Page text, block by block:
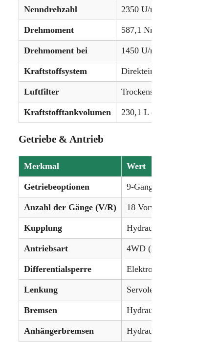
Nenndrehzahl 2350 U/min
Drehmoment 587,1 Nm (433 lb-ft)
Drehmoment bei 1450 U/min
Kraftstoffsystem Direkteinspritzung
Luftfilter Trockensystem
Kraftstofftankvolumen 230,1 L (60,8 gal)
Getriebe & Antrieb
Merkmal Wert
Getriebeoptionen 9-Gang-Powershift (18
Anzahl der Gänge (V/R) 18 Vorwärts / 18
Kupplung Hydraulische
Antriebsart 4WD (Allradantrieb)
Differentialsperre Elektrohydraulisch
Lenkung Servolenkung
Bremsen Hydraulische
Anhängerbremsen Hydraulisch (optional)